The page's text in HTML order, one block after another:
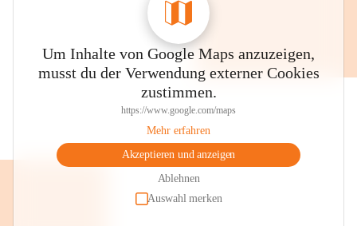
Um Inhalte von Google Maps anzuzeigen,
musst du der Verwendung externer Cookies
zustimmen.
https://www.google.com/maps
Mehr erfahren
Akzeptieren und anzeigen
Ablehnen
Auswahl merken